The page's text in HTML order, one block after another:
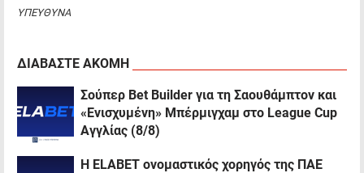
ΥΠΕΥΘΥΝΑ
ΔΙΑΒΑΣΤΕ ΑΚΟΜΗ
Σούπερ Bet Builder για τη Σαουθάμπτον και
«Ενισχυμένη» Μπέρμιγχαμ στο League Cup
Αγγλίας (8/8)
Η ELABET ονομαστικός χορηγός της ΠΑΕ